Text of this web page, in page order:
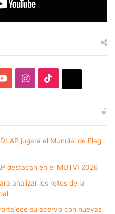
YouTubeInstagram
jugará el Mundial de Flag
destacan en el MUTVI 2026
analizar los retos de la
su acervo con nuevas